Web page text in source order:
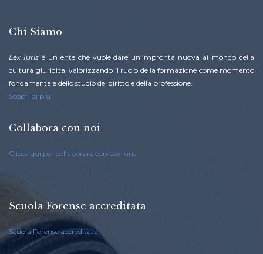
Chi Siamo
Lex Iurisè un ente che vuole dare un’impronta nuova al mondo della
cultura giuridica, valorizzando il ruolo della formazione come momento
fondamentale dello studio del diritto e della professione.
Scopri di più
Collabora con noi
Clicca qui per collaborare con Lex Iuris
Scuola Forense accreditata
Scuola Forense accreditata